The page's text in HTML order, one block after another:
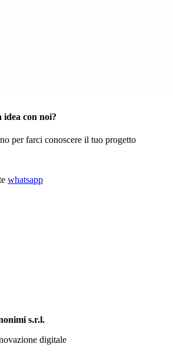
con noi?
per farci conoscere il tuo progetto
whatsapp
s.r.l.
digitale